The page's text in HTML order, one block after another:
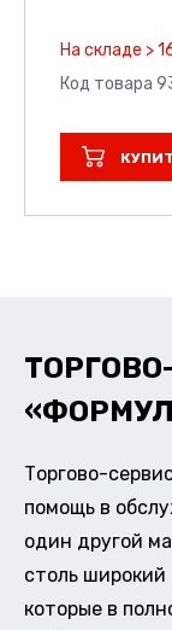
На складе >
Код товара
Торгово-
помощь в
один другой
столь широкий
которые в